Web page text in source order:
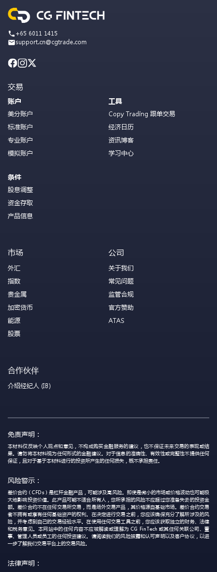
+65 6011 1415
support.cn@cgtrade.com
交易
账户
美分账户
标准账户
专业账户
模拟账户
条件
股息调整
资金存取
产品信息
工具
Copy Trading 跟单交易
经济日历
资讯博客
学习中心
市场
外汇
指数
贵金属
加密货币
能源
股票
公司
关于我们
常见问题
监管合规
官方赞助
ATAS
合作伙伴
介绍经纪人 (IB)
免责声明：
本材料仅反映个人观点和意见，不构成购买金融服务的建议，也不保证未来交易的表现或结
果。请勿将本材料视为任何形式的金融建议。对于信息的准确性、有效性或完整性不提供任何
保证，且对于基于本材料进行的投资所产生的任何损失，概不承担责任。
风险警示：
差价合约（CFDs）是杠杆金融产品，可能涉及高风险。即使是微小的市场或价格波动也可能极
大地影响投资价值。此产品可能不适合所有人，您所承担的风险不应超过您准备失去的投资金
额。差价合约不在任何交易所交易，而是场外交易产品，其价格源自基础市场。差价合约交易
者不拥有或享有任何基础资产的权利。在决定进行交易之前，您应该确保充分了解所涉及的风
险，并考虑到自己的交易经验水平。在使用任何交易工具之前，您应该获取独立的财务、法律
和税务意见。本网站中的任何内容不应被解读或理解为 CG FinTech 或其任何关联公司、董
事、管理人员或员工的任何投资建议。请阅读我们的风险披露和认可声明以及客户协议，以进
一步了解我们交易平台上的交易风险。
法律声明：